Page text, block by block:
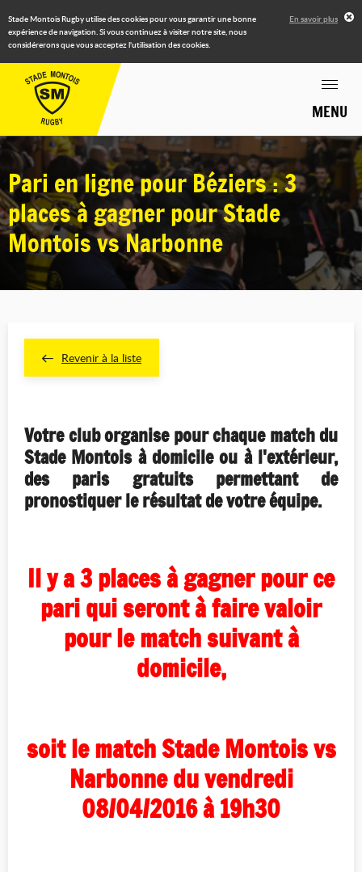
Stade Montois Rugby utilise des cookies pour vous garantir une bonne
expérience de navigation. Si vous continuez à visiter notre site, nous
considérerons que vous acceptez l'utilisation des cookies.
En savoir plus
MENU
Pari en ligne pour Béziers : 3
places à gagner pour Stade
Montois vs Narbonne
Revenir à la liste
Votre club organise pour chaque match du
Stade Montois à domicile ou à l'extérieur,
des paris gratuits permettant de
pronostiquer le résultat de votre équipe.
Il y a 3 places à gagner pour ce
pariqui seront à faire valoir
pour le match suivant à
domicile,
soit le match Stade Montoisvs
Narbonnedu vendredi
08/04/2016 à 19h30